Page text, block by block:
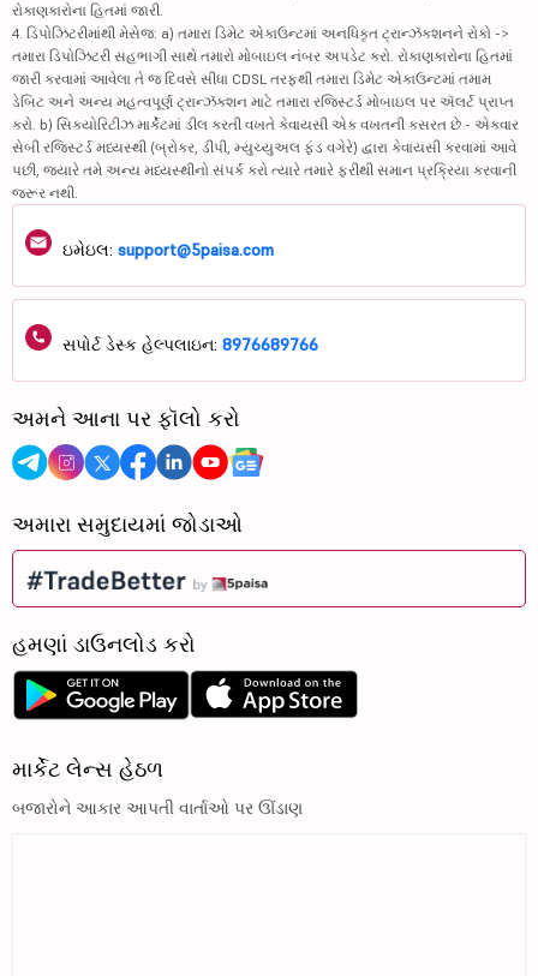
રોકાણકારોના હિતમાં જારી.
4. ડિપોઝિટરીમાંથી મેસેજ: a) તમારા ડિમેટ એકાઉન્ટમાં અનધિકૃત ટ્રાન્ઝૅક્શનને રોકો ->
તમારા ડિપોઝિટરી સહભાગી સાથે તમારો મોબાઇલ નંબર અપડેટ કરો. રોકાણકારોના હિતમાં
જારી કરવામાં આવેલા તે જ દિવસે સીધા CDSL તરફથી તમારા ડિમેટ એકાઉન્ટમાં તમામ
ડેબિટ અને અન્ય મહત્વપૂર્ણ ટ્રાન્ઝૅક્શન માટે તમારા રજિસ્ટર્ડ મોબાઇલ પર ઍલર્ટ પ્રાપ્ત
કરો. b) સિક્યોરિટીઝ માર્કેટમાં ડીલ કરતી વખતે કેવાયસી એક વખતની કસરત છે - એકવાર
સેબી રજિસ્ટર્ડ મધ્યસ્થી (બ્રોકર, ડીપી, મ્યુચ્યુઅલ ફંડ વગેરે) દ્વારા કેવાયસી કરવામાં આવે
પછી, જ્યારે તમે અન્ય મધ્યસ્થીનો સંપર્ક કરો ત્યારે તમારે ફરીથી સમાન પ્રક્રિયા કરવાની
જરૂર નથી.
ઇમેઇલ: support@5paisa.com
સપોર્ટ ડેસ્ક હેલ્પલાઇન: 8976689766
અમને આના પર ફૉલો કરો
અમારા સમુદાયમાં જોડાઓ
હમણાં ડાઉનલોડ કરો
માર્કેટ લેન્સ હેઠળ
બજારોને આકાર આપતી વાર્તાઓ પર ઊંડાણ